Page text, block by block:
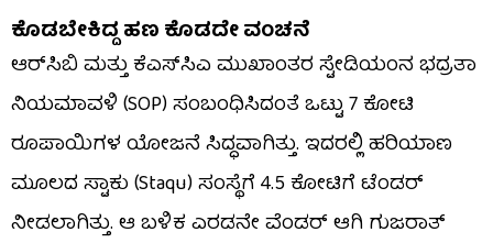
ಕೊಡಬೇಕಿದ್ದ ಹಣ ಕೊಡದೇ ವಂಚನೆ
ಆರ್‌ಸಿಬಿ ಮತ್ತು ಕೆಎಸ್‌ಸಿಎ ಮುಖಾಂತರ ಸ್ಟೇಡಿಯಂನ ಭದ್ರತಾ
ನಿಯಮಾವಳಿ (SOP) ಸಂಬಂಧಿಸಿದಂತೆ ಒಟ್ಟು 7 ಕೋಟಿ
ರೂಪಾಯಿಗಳ ಯೋಜನೆ ಸಿದ್ಧವಾಗಿತ್ತು. ಇದರಲ್ಲಿ ಹರಿಯಾಣ
ಮೂಲದ ಸ್ಟಾಕು (Staqu) ಸಂಸ್ಥೆಗೆ 4.5 ಕೋಟಿಗೆ ಟೆಂಡರ್
ನೀಡಲಾಗಿತ್ತು. ಆ ಬಳಿಕ ಎರಡನೇ ವೆಂಡರ್ ಆಗಿ ಗುಜರಾತ್